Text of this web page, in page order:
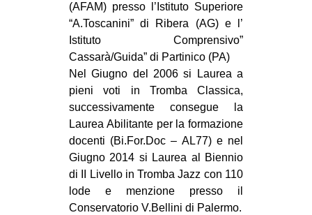
AMERICHE
ESTREMO ORIENTE
EUROPA
MEDIO ORIENTE
MONDO
EVENTI
Fb
(AFAM) presso l’Istituto Superiore
“A.Toscanini” di Ribera (AG) e l’
Istituto Comprensivo”
Cassarà/Guida” di Partinico (PA)
Nel Giugno del 2006 si Laurea a
pieni voti in Tromba Classica,
successivamente consegue la
Laurea Abilitante per la formazione
docenti (Bi.For.Doc – AL77) e nel
Giugno 2014 si Laurea al Biennio
di II Livello in Tromba Jazz con 110
lode e menzione presso il
Conservatorio V.Bellini di Palermo.